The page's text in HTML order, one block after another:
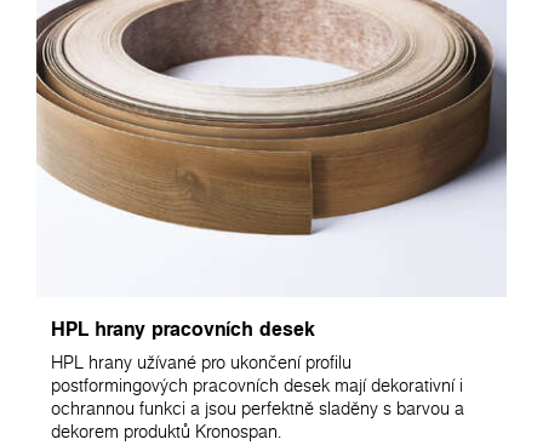
HPL hrany pracovních desek
HPL hrany užívané pro ukončení profilu
postformingových pracovních desek mají dekorativní i
ochrannou funkci a jsou perfektně sladěny s barvou a
dekorem produktů Kronospan.